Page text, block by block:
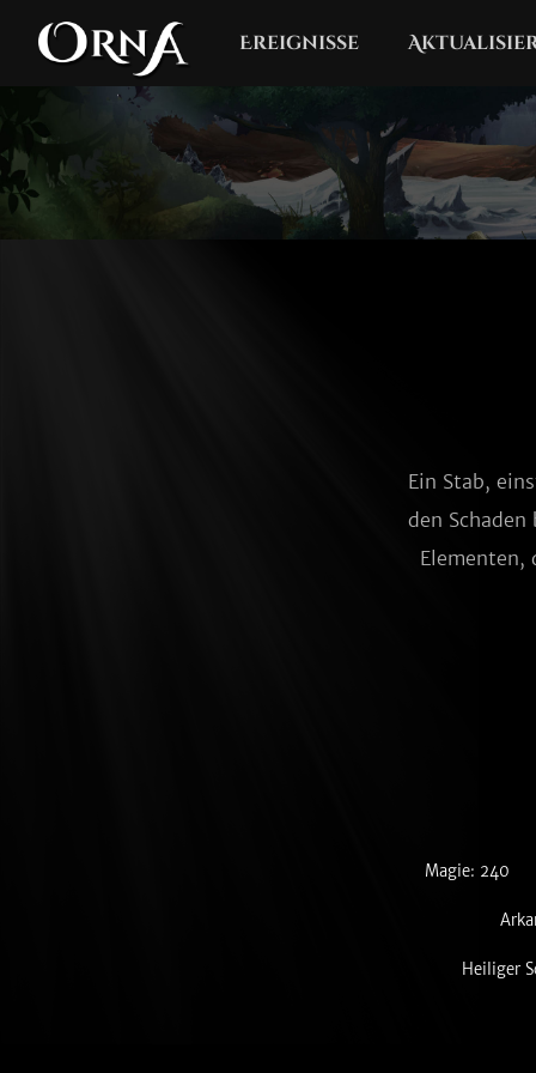
Ereignisse
Ein Stab,
den
Elementen,
Magie: 240
Heiliger